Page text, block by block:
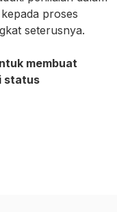
proses
seterusnya.
membuat
status